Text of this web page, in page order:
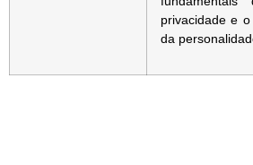
privacidade e
da